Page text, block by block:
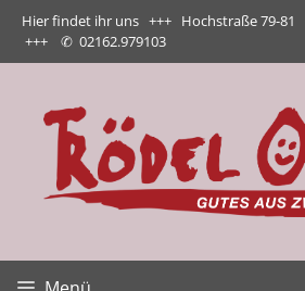
Zum
Inhalt
springen
Hier findet ihr uns +++ Hochstraße 79-81
+++ ✆ 02162.979103